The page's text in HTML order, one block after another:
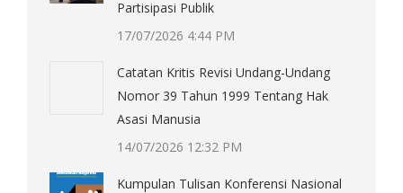
Partisipasi Publik
17/07/2026 4:44 PM
Catatan Kritis Revisi Undang-Undang
Nomor 39 Tahun 1999 Tentang Hak
Asasi Manusia
14/07/2026 12:32 PM
Kumpulan Tulisan Konferensi Nasional